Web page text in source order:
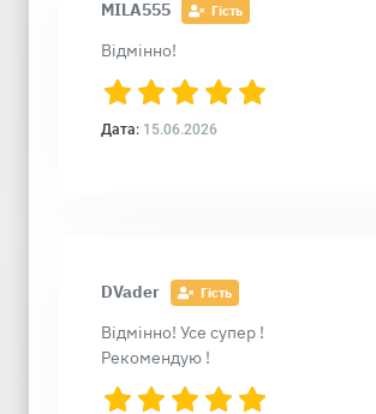
MILA555 Гість
Відмінно!
Дата: 15.06.2026
DVader Гість
Відмінно! Усе супер !
Рекомендую !